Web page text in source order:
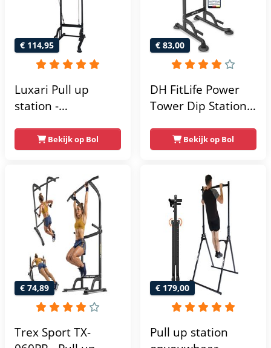
€ 114,95
Luxari Pull up
station -
- Dip Station - Pull
Up Bar -
Krachtstation -
Power Rack -
Verstelbaar -
Krachttraining
Bekijk op Bol
€ 83,00
DH FitLife Power
Tower Dip Station |
vrijstaand | dip
barren rugtrainer |
krachtstation
krachttoren |
fitnessstation |
power rack voor
thuis gym |
krachttraining voor
thuis
Bekijk op Bol
€ 74,89
Trex Sport TX-
€ 179,00
Pull up station